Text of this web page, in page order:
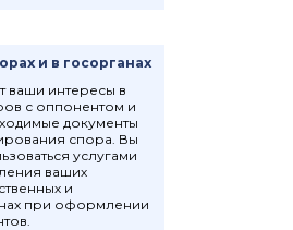
и в госорганах
ваши интересы в
с оппонентом и
документы
спора. Вы
услугами
ваших
и
при оформлении